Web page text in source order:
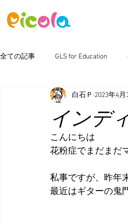
全ての記事 GLS for Education
ピコラボ08號講座 Photoshop
インデ
白石Ｐ 2023年4月
こんにちは
花粉症でまだまだ
私事ですが、昨年
最近はギターの鬼